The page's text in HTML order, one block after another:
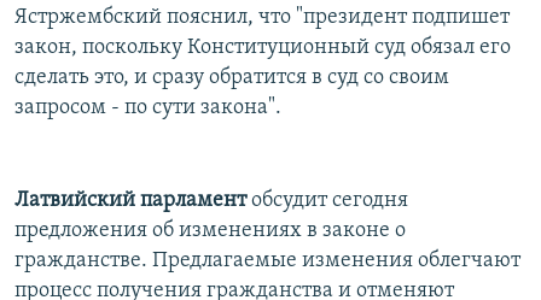
Ястржембский пояснил, что "президент подпишет
закон, поскольку Конституционный суд обязал его
сделать это, и сразу обратится в суд со своим
запросом - по сути закона".
Латвийский парламентобсудит сегодня
предложения об изменениях в законе о
гражданстве. Предлагаемые изменения облегчают
процесс получения гражданства и отменяют